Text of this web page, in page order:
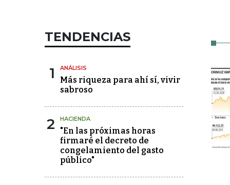
TENDENCIAS
1 ANÁLISIS
Más riqueza para ahí sí, vivir
sabroso
2 HACIENDA
"En las próximas horas
firmaré el decreto de
congelamiento del gasto
público"